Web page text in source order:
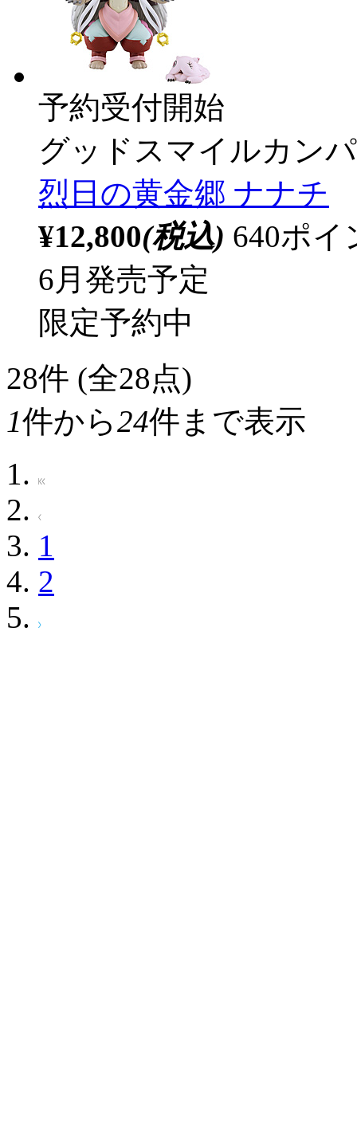
予約受付開始
グッドスマイルカン
烈日の黄金郷 ナナチ
¥12,800(税込) 640ポ
6月発売予定
限定予約中
28件 (全28点)
1件から24件まで表示
1
2